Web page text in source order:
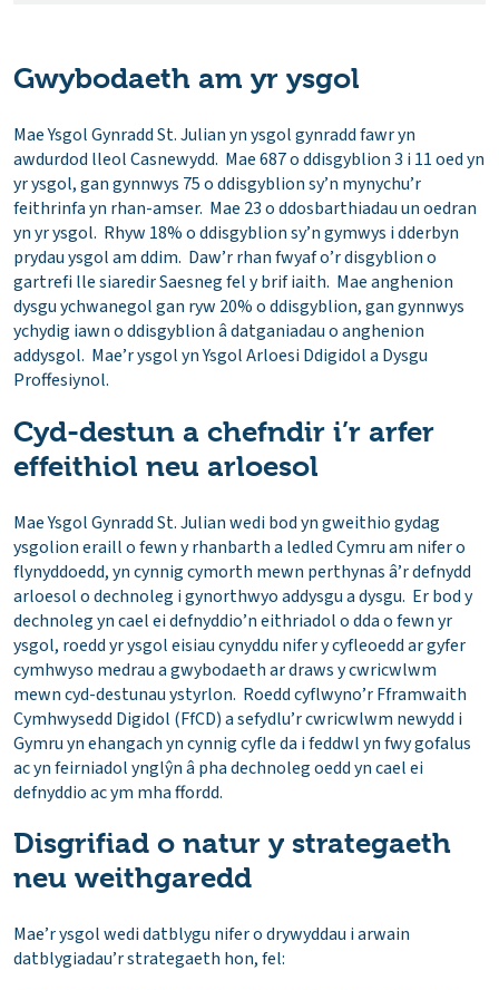
Gwybodaeth am yr ysgol
Mae Ysgol Gynradd St. Julian yn ysgol gynradd fawr yn
awdurdod lleol Casnewydd. Mae 687 o ddisgyblion 3 i 11 oed yn
yr ysgol, gan gynnwys 75 o ddisgyblion sy’n mynychu’r
feithrinfa yn rhan-amser. Mae 23 o ddosbarthiadau un oedran
yn yr ysgol. Rhyw 18% o ddisgyblion sy’n gymwys i dderbyn
prydau ysgol am ddim. Daw’r rhan fwyaf o’r disgyblion o
gartrefi lle siaredir Saesneg fel y brif iaith. Mae anghenion
dysgu ychwanegol gan ryw 20% o ddisgyblion, gan gynnwys
ychydig iawn o ddisgyblion â datganiadau o anghenion
addysgol. Mae’r ysgol yn Ysgol Arloesi Ddigidol a Dysgu
Proffesiynol.
Cyd-destun a chefndir i’r arfer
effeithiol neu arloesol
Mae Ysgol Gynradd St. Julian wedi bod yn gweithio gydag
ysgolion eraill o fewn y rhanbarth a ledled Cymru am nifer o
flynyddoedd, yn cynnig cymorth mewn perthynas â’r defnydd
arloesol o dechnoleg i gynorthwyo addysgu a dysgu. Er bod y
dechnoleg yn cael ei defnyddio’n eithriadol o dda o fewn yr
ysgol, roedd yr ysgol eisiau cynyddu nifer y cyfleoedd ar gyfer
cymhwyso medrau a gwybodaeth ar draws y cwricwlwm
mewn cyd-destunau ystyrlon. Roedd cyflwyno’r Fframwaith
Cymhwysedd Digidol (FfCD) a sefydlu’r cwricwlwm newydd i
Gymru yn ehangach yn cynnig cyfle da i feddwl yn fwy gofalus
ac yn feirniadol ynglŷn â pha dechnoleg oedd yn cael ei
defnyddio ac ym mha ffordd.
Disgrifiad o natur y strategaeth
neu weithgaredd
Mae’r ysgol wedi datblygu nifer o drywyddau i arwain
datblygiadau’r strategaeth hon, fel: